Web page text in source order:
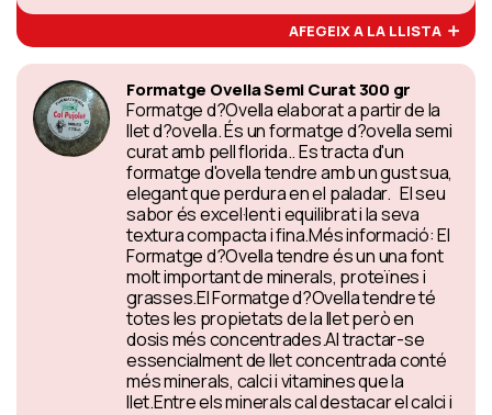
AFEGEIX A LA LLISTA
Formatge Ovella Semi Curat 300 gr
Formatge d?Ovella elaborat a partir de la
llet d?ovella. És un formatge d?ovella semi
curat amb pell florida.. Es tracta d'un
formatge d'ovella tendre amb un gust sua,
elegant que perdura en el paladar. El seu
sabor és excel·lent i equilibrat i la seva
textura compacta i fina.Més informació: El
Formatge d?Ovella tendre és un una font
molt important de minerals, proteïnes i
grasses.El Formatge d?Ovella tendre té
totes les propietats de la llet però en
dosis més concentrades.Al tractar-se
essencialment de llet concentrada conté
més minerals, calci i vitamines que la
llet.Entre els minerals cal destacar el calci i